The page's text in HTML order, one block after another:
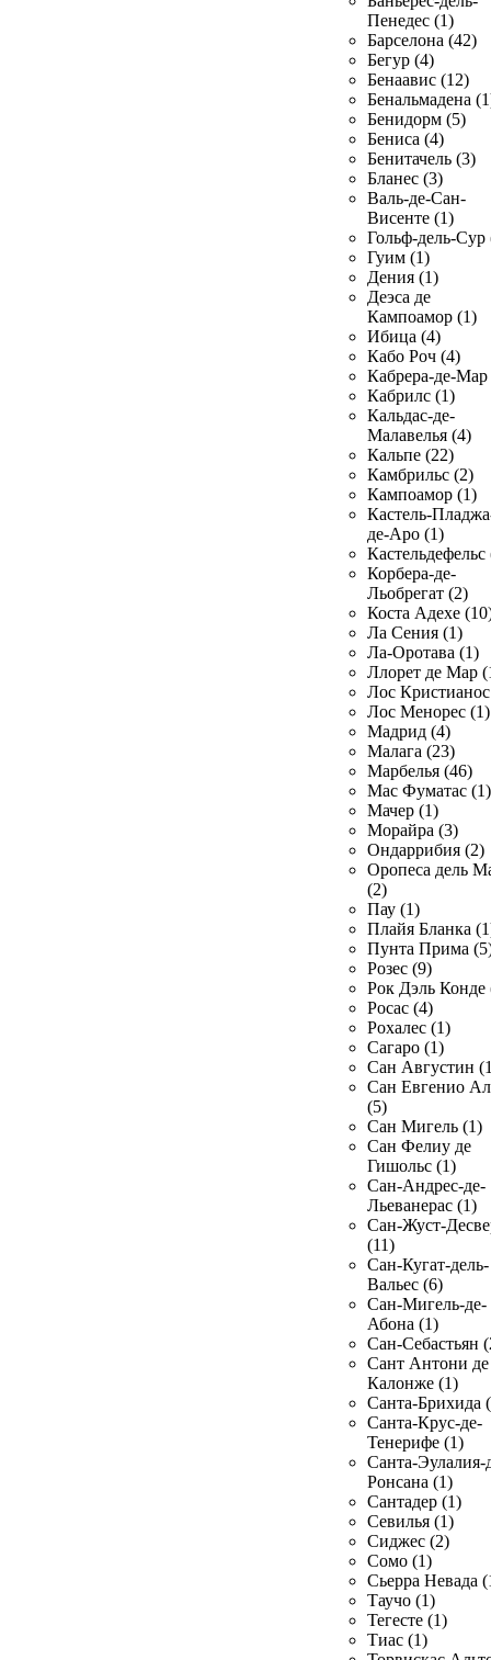
Пенедес (1)
Барселона (42)
Бегур (4)
Бенаавис (12)
Бенальмадена
Бенидорм (5)
Бениса (4)
Бенитачель (3)
Бланес (3)
Валь-де-Сан-
Висенте (1)
Гольф-дель-Сур
Гуим (1)
Дения (1)
Деэса де
Кампоамор (1)
Ибица (4)
Кабо Роч (4)
Кабрера-де-Мар
Кабрилс (1)
Кальдас-де-
Малавелья (4)
Кальпе (22)
Камбрильс (2)
Кампоамор (1)
Кастель-
де-Аро (1)
Кастельдефельс
Корбера-де-
Льобрегат (2)
Коста Адехе
Ла Сения (1)
Ла-Оротава (1)
Ллорет де Мар
Лос
Лос Менорес (1)
Мадрид (4)
Малага (23)
Марбелья (46)
Мас Фуматас (1)
Мачер (1)
Морайра (3)
Ондаррибия (2)
Оропеса дель
(2)
Пау (1)
Плайя Бланка
Пунта Прима
Розес (9)
Рок Дэль Конде
Росас (4)
Рохалес (1)
Сагаро (1)
Сан Августин
Сан Евгенио
(5)
Сан Мигель (1)
Сан Фелиу де
Гишольс (1)
Сан-Андрес-де-
Льеванерас (1)
Сан-Жуст-
(11)
Сан-Кугат-дель-
Вальес (6)
Сан-Мигель-де-
Абона (1)
Сан-Себастьян
Сант Антони де
Калонже (1)
Санта-Брихида
Санта-Крус-де-
Тенерифе (1)
Санта-Эулалия-
Ронсана (1)
Сантадер (1)
Севилья (1)
Сиджес (2)
Сомо (1)
Сьерра Невада
Таучо (1)
Тегесте (1)
Тиас (1)